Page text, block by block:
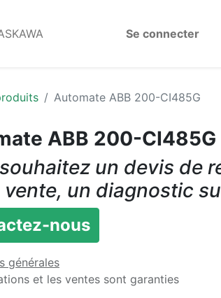
Se connecter
Automate ABB 200-CI485G
ABB 200-CI485G
un devis de
vente, un diagnostic
nous
générales
et les ventes sont garanties